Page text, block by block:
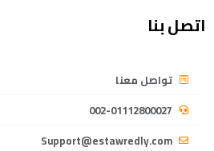
اتصل بنا
تواصل معنا
002-01112800027
Support@estawredly.com